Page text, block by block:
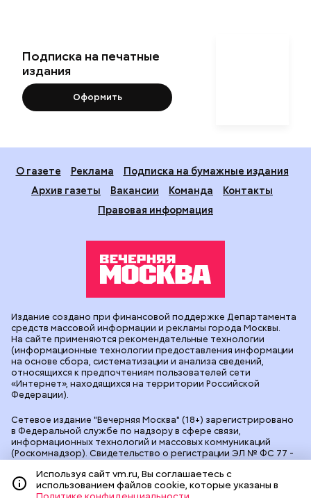
Подписка на печатные
издания
Оформить
О газете Реклама
Подписка на бумажные издания
Архив газеты
Вакансии Команда
Контакты
Правовая информация
Сетевое издание "Вечерняя Москва" (18+) зарегистрировано
в Федеральной службе по надзору в сфере связи,
информационных технологий и массовых коммуникаций
(Роскомнадзор). Свидетельство о регистрации ЭЛ № ФС 77 -
"Вечерняя Москва". Главный редакторvm.ru: Александр
Геннадьевич Глуходедов. Адрес редакции: 127015, г.Москва,
Издание создано при финансовой поддержке Департамента
средств массовой информации и рекламы города Москвы.
На сайте применяются рекомендательные технологии
(информационные технологии предоставления информации
на основе сбора, систематизации и анализа сведений,
относящихся к предпочтениям пользователей сети
«Интернет», находящихся на территории Российской
Федерации).
Используя сайт vm.ru, Вы соглашаетесь с
использованием файлов cookie, которые указаны в